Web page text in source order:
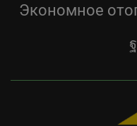
Экономное